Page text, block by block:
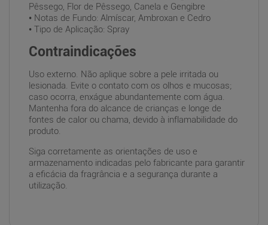
Pêssego, Flor de Pêssego, Canela e Gengibre
• Notas de Fundo: Almíscar, Ambroxan e Cedro
• Tipo de Aplicação: Spray
Contraindicações
Uso externo. Não aplique sobre a pele irritada ou
lesionada. Evite o contato com os olhos e mucosas;
caso ocorra, enxágue abundantemente com água.
Mantenha fora do alcance de crianças e longe de
fontes de calor ou chama, devido à inflamabilidade do
produto.
Siga corretamente as orientações de uso e
armazenamento indicadas pelo fabricante para garantir
a eficácia da fragrância e a segurança durante a
utilização.